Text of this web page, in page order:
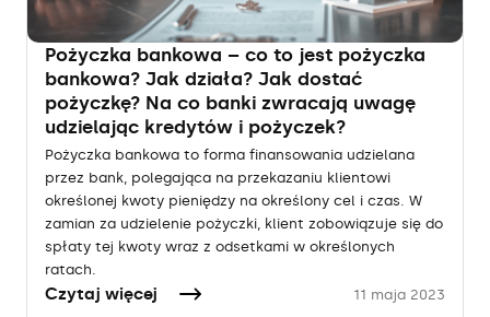
Pożyczka bankowa – co to jest pożyczka
bankowa? Jak działa? Jak dostać
pożyczkę? Na co banki zwracają uwagę
udzielając kredytów i pożyczek?
Pożyczka bankowa to forma finansowania udzielana
przez bank, polegająca na przekazaniu klientowi
określonej kwoty pieniędzy na określony cel i czas. W
zamian za udzielenie pożyczki, klient zobowiązuje się do
spłaty tej kwoty wraz z odsetkami w określonych
ratach.
Czytaj więcej 11 maja 2023